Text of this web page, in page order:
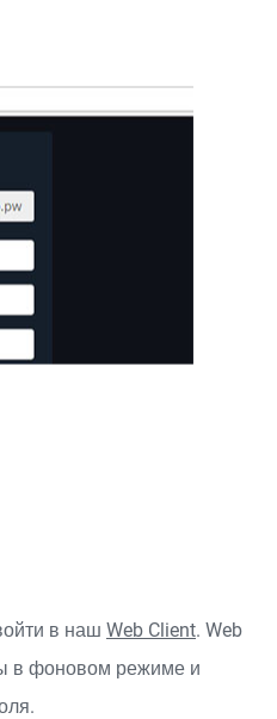
в наш Web Client. Web
в фоновом режиме и